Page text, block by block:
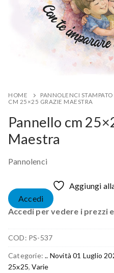
HOME PANNOLENCI
CM 25×25 GRAZIE MAESTRA
Pannello cm
Maestra
Pannolenci
Aggiungi
Accedi
Accedi per vedere i prezzi
COD: PS-537
Categorie:.. Novità 01 Luglio
25x25,Varie